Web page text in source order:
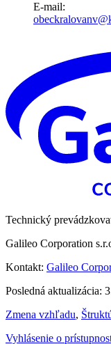
E-mail:
Technický
Galileo Corporation
Kontakt: Galileo
Posledná aktualizácia:
Zmena vzhľadu,
Vyhlásenie o